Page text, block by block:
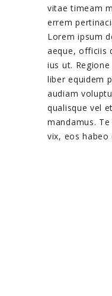
vitae timeam
errem
Lorem ipsum
aeque, officiis
ius ut.
liber equidem
audiam
qualisque vel
mandamus.
vix, eos habeo